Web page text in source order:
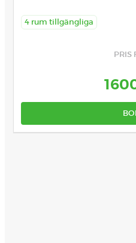
4 rum tillgängliga
PRIS